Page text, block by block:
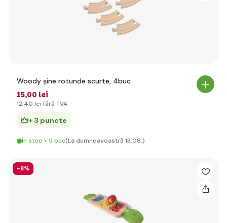
Woody șine rotunde scurte, 4buc
15,00 lei
12,40 lei fără TVA
+ 3 puncte
În stoc > 5 buc(La dumneavoastră 13.08.)
-8%